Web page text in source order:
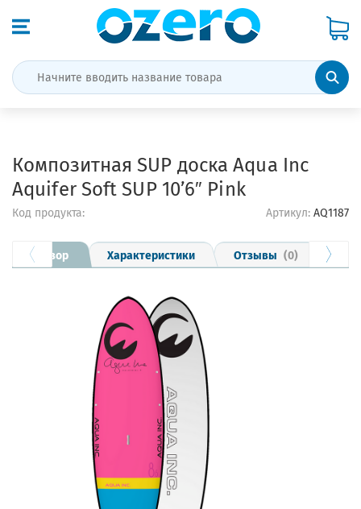
Композитная SUP доска Aqua Inc
Aquifer Soft SUP 10’6″ Pink
Код продукта: Артикул: AQ1187
Обзор Характеристики Отзывы (0)